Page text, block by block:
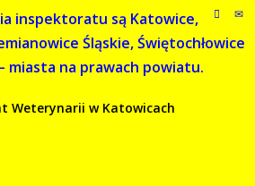
inspektoratu są Katowice,
Śląskie, Świętochłowice
miasta na prawach powiatu.
Weterynarii w Katowicach